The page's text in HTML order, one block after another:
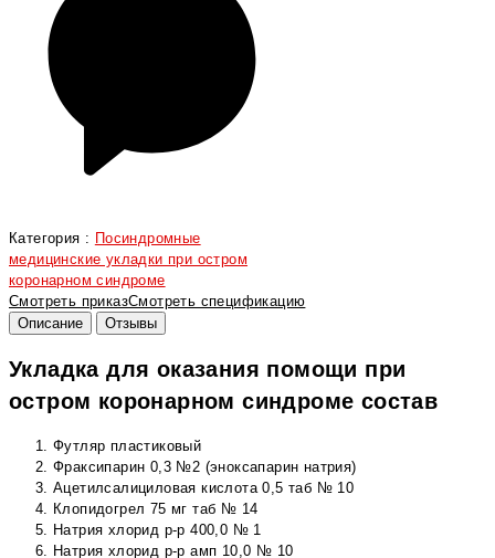
Категория : Посиндромные
медицинские укладки при остром
коронарном синдроме
Смотреть приказСмотреть спецификацию
Описание
Отзывы
Укладка для оказания помощи при
остром коронарном синдроме состав
Футляр пластиковый
Фраксипарин 0,3 №2 (эноксапарин натрия)
Ацетилсалициловая кислота 0,5 таб № 10
Клопидогрел 75 мг таб № 14
Натрия хлорид р-р 400,0 № 1
Натрия хлорид р-р амп 10,0 № 10